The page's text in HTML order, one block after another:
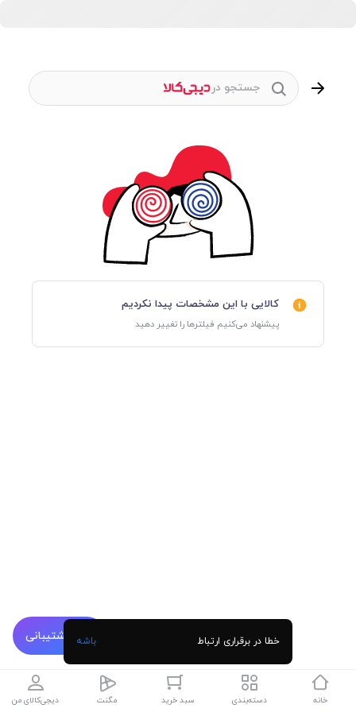
پشتیبانی
جستجو در
کالایی با این مشخصات پیدا نکردیم
پیشنهاد می‌کنیم فیلترها را تغییر دهید
خانه دسته‌بندی سبد خرید مگنت دیجی‌کالای من
خطا در برقراری ارتباط باشه